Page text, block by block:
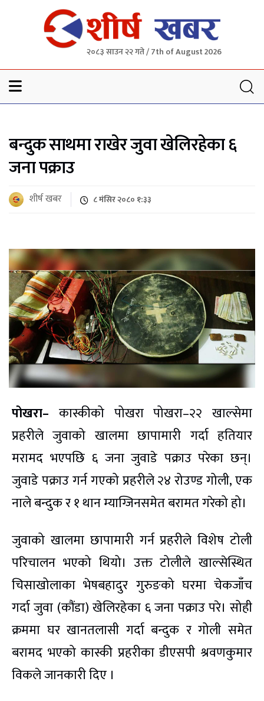
२०८३ साउन २२ गते / 7th of August 2026
बन्दुक साथमा राखेर जुवा खेलिरहेका ६
जना पक्राउ
शीर्ष खबर ८ मंसिर २०८० १:३३
पोखरा– कास्कीको पोखरा पोखरा–२२ खाल्सेमा
प्रहरीले जुवाको खालमा छापामारी गर्दा हतियार
मरामद भएपछि ६ जना जुवाडे पक्राउ परेका छन्।
जुवाडे पक्राउ गर्न गएको प्रहरीले २४ रोउण्ड गोली, एक
नाले बन्दुक र १ थान म्याग्जिनसमेत बरामत गरेको हो।
जुवाको खालमा छापामारी गर्न प्रहरीले विशेष टोली
परिचालन भएको थियो। उक्त टोलीले खाल्सेस्थित
चिसाखोलाका भेषबहादुर गुरुङको घरमा चेकजाँच
गर्दा जुवा (कौंडा) खेलिरहेका ६ जना पक्राउ परे। सोही
क्रममा घर खानतलासी गर्दा बन्दुक र गोली समेत
बरामद भएको कास्की प्रहरीका डीएसपी श्रवणकुमार
विकले जानकारी दिए ।